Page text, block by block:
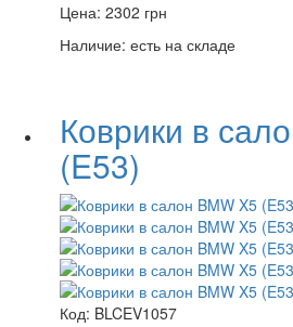
Цена: 2302 грн
Наличие: есть на складе
Коврики в
(E53)
Код: BLCEV1057